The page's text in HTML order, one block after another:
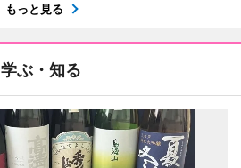
もっと見る
学ぶ・知る